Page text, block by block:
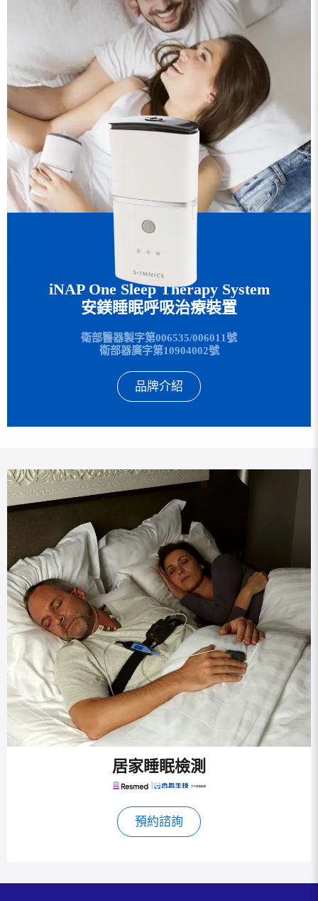
iNAP One Sleep Therapy System
安鎂睡眠呼吸治療裝置
衛部醫器製字第006535/006011號
衛部器廣字第10904002號
品牌介紹
居家睡眠檢測
預約諮詢